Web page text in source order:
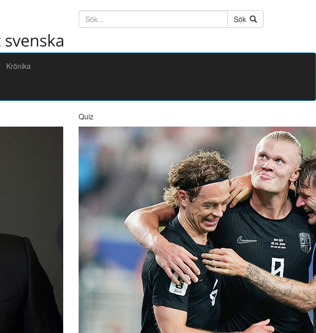
Söktext
Sök
Krönika
Quiz